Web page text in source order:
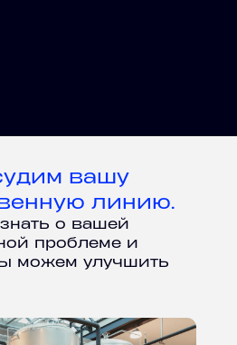
вашу
линию.
о вашей
проблеме и
можем улучшить